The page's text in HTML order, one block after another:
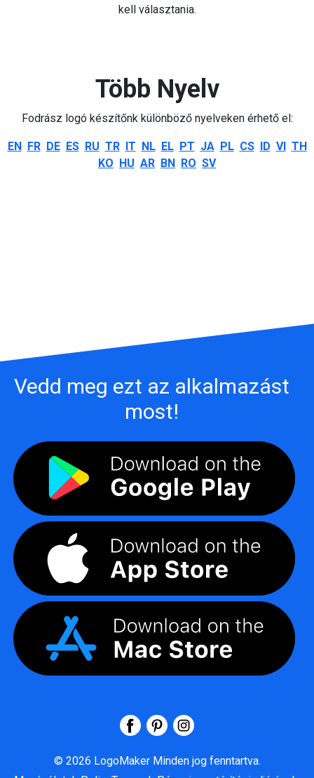
kell választania.
Több Nyelv
Fodrász logó készítőnk különböző nyelveken érhető el:
EN FR DE ES RU TR IT NL EL PT JA PL CS ID VI TH
KO HU AR BN RO SV
Vedd meg ezt az alkalmazást
most!
© 2026 LogoMaker Minden jog fenntartva.